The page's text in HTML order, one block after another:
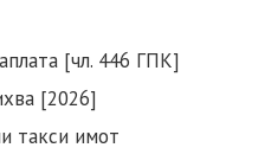
[чл. 446 ГПК]
[2026]
такси имот